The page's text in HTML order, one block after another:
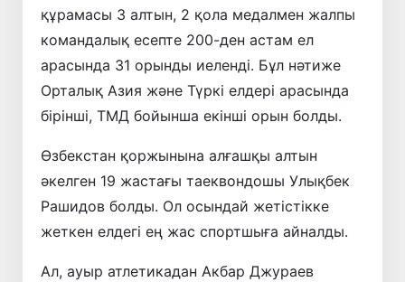
құрамасы 3 алтын, 2 қола медалмен жалпы
командалық есепте 200-ден астам ел
арасында 31 орынды иеленді. Бұл нәтиже
Орталық Азия және Түркі елдері арасында
бірінші, ТМД бойынша екінші орын болды.
Өзбекстан қоржынына алғашқы алтын
әкелген 19 жастағы таеквондошы Улықбек
Рашидов болды. Ол осындай жетістікке
жеткен елдегі ең жас спортшыға айналды.
Ал, ауыр атлетикадан Акбар Джураев